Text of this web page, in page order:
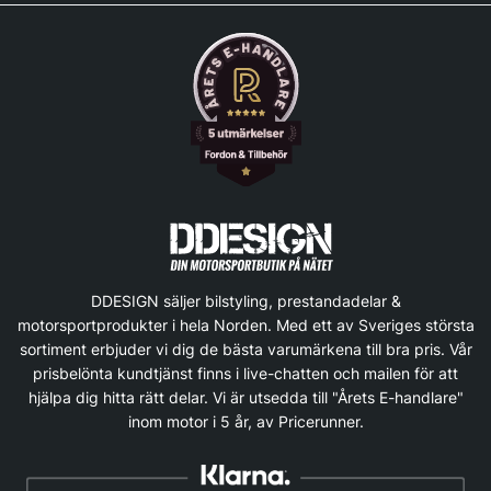
DDESIGN säljer bilstyling, prestandadelar &
motorsportprodukter i hela Norden. Med ett av Sveriges största
sortiment erbjuder vi dig de bästa varumärkena till bra pris. Vår
prisbelönta kundtjänst finns i live-chatten och mailen för att
hjälpa dig hitta rätt delar. Vi är utsedda till "Årets E-handlare"
inom motor i 5 år, av Pricerunner.